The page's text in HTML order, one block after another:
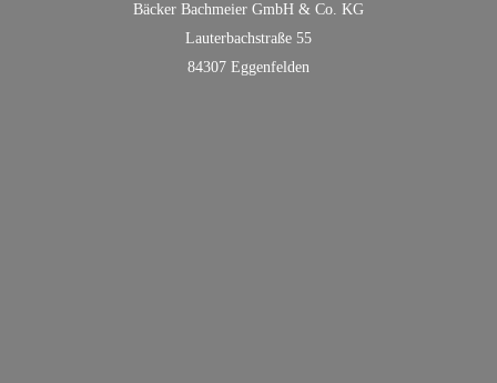
Bäcker Bachmeier GmbH & Co. KG
Lauterbachstraße 55
84307 Eggenfelden